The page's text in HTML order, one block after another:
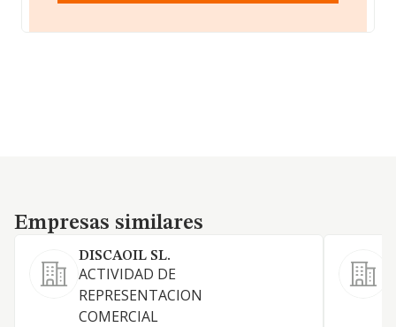
Empresas similares
Empresas similares
DISCAOIL SL.
ACTIVIDAD DE
REPRESENTACION
COMERCIAL